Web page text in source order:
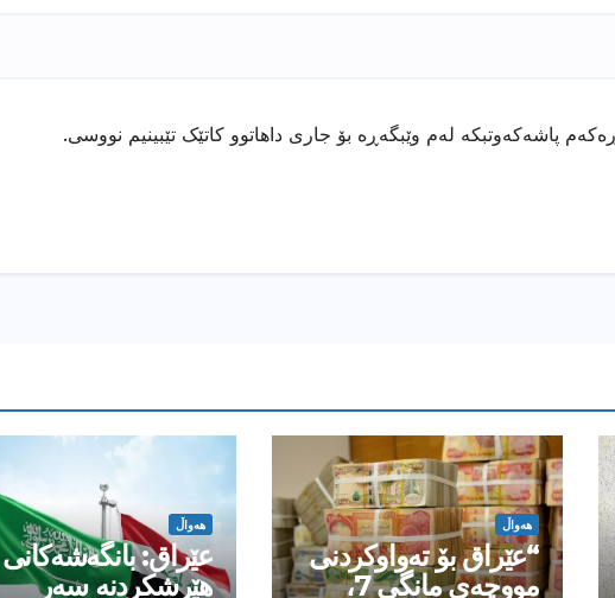
پاشەکەوتبکە لەم وێبگەڕە بۆ جاری داهاتوو کاتێک تێبینیم نووسی.
هەواڵ
“عێراق بۆ تەواوکردنی
مووچەی مانگى 7،
هەواڵ
عێراق: بانگەشەكانی
هێرشكردنە سەر